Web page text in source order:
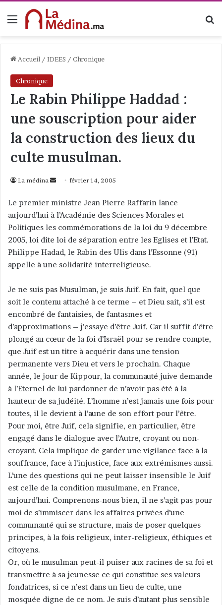
Menu
Accueil / IDEES / Chronique
Chronique
Le Rabin Philippe Haddad :
une souscription pour aider
la construction des lieux du
culte musulman.
La médina
v
o
y
e
r
u
c
o
u
r
février 14, 2005
Le premier ministre Jean Pierre Raffarin lance
aujourd’hui à l’Académie des Sciences Morales et
Politiques les commémorations de la loi du 9 décembre
2005, loi dite loi de séparation entre les Eglises et l’Etat.
Philippe Hadad, le Rabin des Ulis dans l’Essonne (91)
appelle à une solidarité interreligieuse.
Je ne suis pas Musulman, je suis Juif. En fait, quel que
soit le contenu attaché à ce terme – et Dieu sait, s’il est
encombré de fantaisies, de fantasmes et
d’approximations – j’essaye d’être Juif. Car il suffit d’être
plongé au cœur de la foi d’Israël pour se rendre compte,
que Juif est un titre à acquérir dans une tension
permanente vers Dieu et vers le prochain. Chaque
année, le jour de Kippour, la communauté juive demande
à l’Eternel de lui pardonner de n’avoir pas été à la
hauteur de sa judéité. L’homme n’est jamais une fois pour
toutes, il le devient à l’aune de son effort pour l’être.
Pour moi, être Juif, cela signifie, en particulier, être
engagé dans le dialogue avec l’Autre, croyant ou non-
croyant. Cela implique de garder une vigilance face à la
souffrance, face à l’injustice, face aux extrémismes aussi.
L’une des questions qui ne peut laisser insensible le Juif
est celle de la condition musulmane, en France,
aujourd’hui. Comprenons-nous bien, il ne s’agit pas pour
moi de s’immiscer dans les affaires privées d’une
communauté qui se structure, mais de poser quelques
principes, à la fois religieux, inter-religieux, éthiques et
citoyens.
Or, où le musulman peut-il puiser aux racines de sa foi et
transmettre à sa jeunesse ce qui constitue ses valeurs
fondatrices, si ce n’est dans un lieu de culte, une
mosquée digne de ce nom. Je suis d’autant plus sensible